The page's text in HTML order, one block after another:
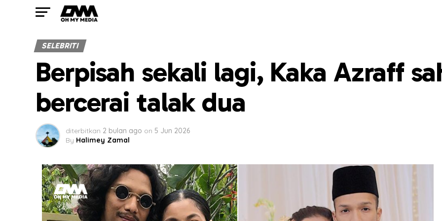
SELEBRITI
Berpisah sekali lagi, Kaka Azraff
bercerai talak dua
diterbitkan 2 bulan ago on 5 Jun 2026
By Halimey Zamal